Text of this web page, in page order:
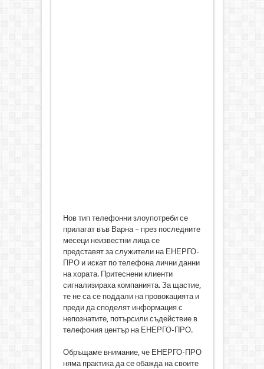
Нов тип телефонни злоупотреби се
прилагат във Варна – през последните
месеци неизвестни лица се
представят за служители на ЕНЕРГО-
ПРО и искат по телефона лични данни
на хората. Притеснени клиенти
сигнализираха компанията. За щастие,
те не са се поддали на провокацията и
преди да споделят информация с
непознатите, потърсили съдействие в
телефония център на ЕНЕРГО-ПРО.
Обръщаме внимание, че ЕНЕРГО-ПРО
няма практика да се обажда на своите